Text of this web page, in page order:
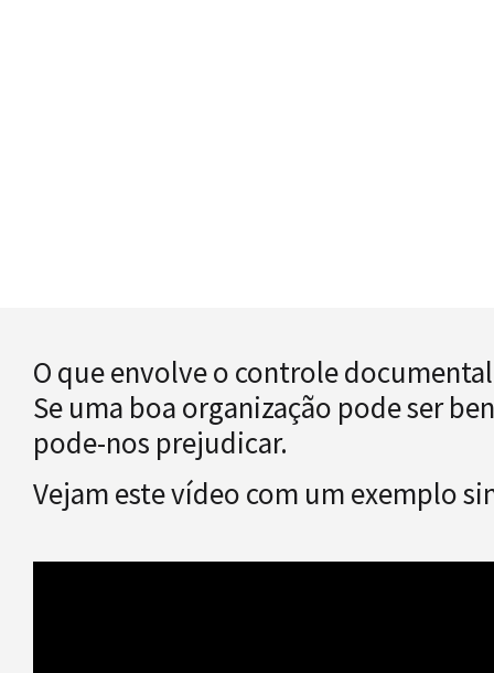
O que envolve o controle
Se uma boa organização pode ser
pode-nos prejudicar.
Vejam este vídeo com um exemplo